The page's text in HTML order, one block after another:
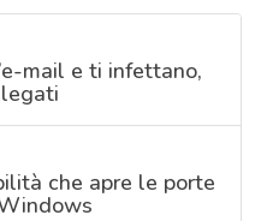
mail e ti infettano,
che apre le porte